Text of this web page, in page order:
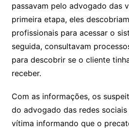
passavam pelo advogado das
primeira etapa, eles
profissionais para acessar o
seguida, consultavam
para descobrir se o cliente
receber.
Com as informações, os
do advogado das redes
vítima informando que o